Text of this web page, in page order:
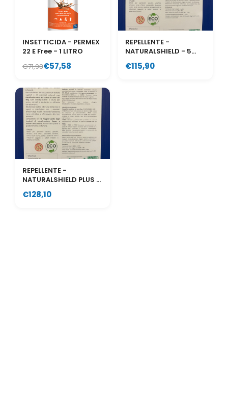
INSETTICIDA - PERMEX
22 E Free - 1 LITRO
€71,98€57,58
REPELLENTE -
NATURALSHIELD - 5
€115,90
REPELLENTE -
NATURALSHIELD PLUS -
€128,10